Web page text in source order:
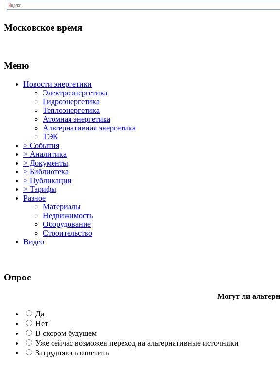
Московское время
Меню
Новости энергетики
Электроэнергетика
Гидроэнергетика
Теплоэнергетика
Атомная энергетика
Альтернативная энергетика
ТЭК
> События
> Аналитика
> Документы
> Библиотека
> Публикации
> Тарифы
Разное
Материалы
Недвижимость
Оборудование
Строительство
Видео
Опрос
Могут ли
Да
Нет
В скором будущем
Уже сейчас возможен переход на альтернативные источники
Затрудняюсь ответить